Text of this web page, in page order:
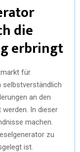
die
erbringt
für
selbstverständlich
an den
In dieser
machen.
zu
ist.